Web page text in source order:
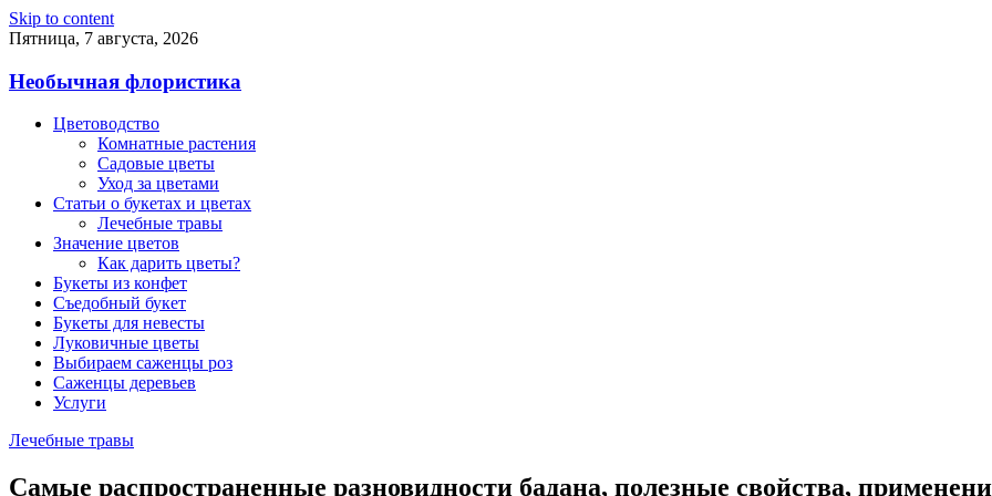
Skip to content
Пятница, 7 августа, 2026
Необычная флористика
Цветоводство
Комнатные растения
Садовые цветы
Уход за цветами
Статьи о букетах и цветах
Лечебные травы
Значение цветов
Как дарить цветы?
Букеты из конфет
Съедобный букет
Букеты для невесты
Луковичные цветы
Выбираем саженцы роз
Саженцы деревьев
Услуги
Лечебные травы
Самые распространенные разновидности бадана, полезные свойства,